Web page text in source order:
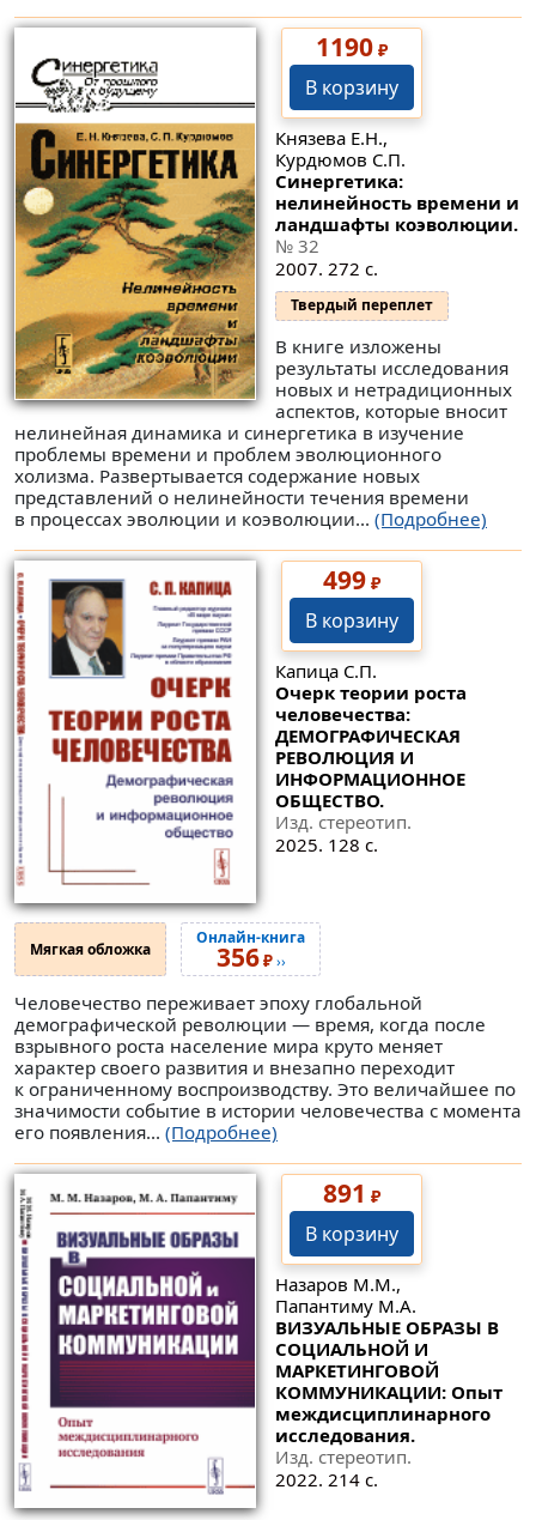
1190₽
В корзину
Князева Е.Н.,
Курдюмов С.П.
Синергетика:
нелинейность времени и
ландшафты коэволюции.
№ 32
2007. 272 с.
Твердый переплет
В книге изложены
результаты исследования
новых и нетрадиционных
аспектов, которые вносит
нелинейная динамика и синергетика в изучение
проблемы времени и проблем эволюционного
холизма. Развертывается содержание новых
представлений о нелинейности течения времени
в процессах эволюции и коэволюции... (Подробнее)
499₽
В корзину
Капица С.П.
Очерк теории роста
человечества:
ДЕМОГРАФИЧЕСКАЯ
РЕВОЛЮЦИЯ И
ИНФОРМАЦИОННОЕ
ОБЩЕСТВО.
Изд. стереотип.
2025. 128 с.
Мягкая обложка
Онлайн-книга
356₽››
Человечество переживает эпоху глобальной
демографической революции — время, когда после
взрывного роста население мира круто меняет
характер своего развития и внезапно переходит
к ограниченному воспроизводству. Это величайшее по
значимости событие в истории человечества с момента
его появления... (Подробнее)
891 ₽
В корзину
Назаров М.М.,
Папантиму М.А.
ВИЗУАЛЬНЫЕ ОБРАЗЫ В
СОЦИАЛЬНОЙ И
МАРКЕТИНГОВОЙ
КОММУНИКАЦИИ: Опыт
междисциплинарного
исследования.
Изд. стереотип.
2022. 214 с.